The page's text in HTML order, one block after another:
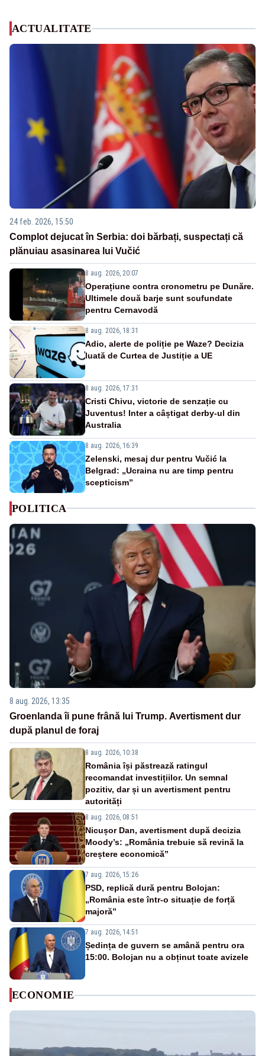
ACTUALITATE
24 feb. 2026, 15:50
Complot dejucat în Serbia: doi bărbați, suspectați că
plănuiau asasinarea lui Vučić
8 aug. 2026, 20:07
Operațiune contra cronometru pe Dunăre.
Ultimele două barje sunt scufundate
pentru Cernavodă
8 aug. 2026, 18:31
Adio, alerte de poliție pe Waze? Decizia
luată de Curtea de Justiție a UE
8 aug. 2026, 17:31
Cristi Chivu, victorie de senzație cu
Juventus! Inter a câștigat derby-ul din
Australia
8 aug. 2026, 16:39
Zelenski, mesaj dur pentru Vučić la
Belgrad: „Ucraina nu are timp pentru
scepticism”
POLITICA
8 aug. 2026, 13:35
Groenlanda îi pune frână lui Trump. Avertisment dur
după planul de foraj
8 aug. 2026, 10:38
România își păstrează ratingul
recomandat investițiilor. Un semnal
pozitiv, dar și un avertisment pentru
autorități
8 aug. 2026, 08:51
Nicușor Dan, avertisment după decizia
Moody’s: „România trebuie să revină la
creștere economică”
7 aug. 2026, 15:26
PSD, replică dură pentru Bolojan:
„România este într-o situație de forță
majoră”
7 aug. 2026, 14:51
Ședința de guvern se amână pentru ora
15:00. Bolojan nu a obținut toate avizele
ECONOMIE